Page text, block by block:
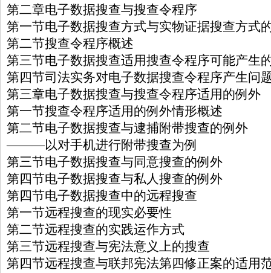
第二章电子数据搜查与搜查令程序
第一节电子数据搜查方式与实物证据搜查方式
第二节搜查令程序概述
第三节电子数据搜查适用搜查令程序可能产生
第四节司法实务对电子数据搜查令程序产生问
第三章电子数据搜查与搜查令程序适用的例外
第一节搜查令程序适用的例外情形概述
第二节电子数据搜查与逮捕附带搜查的例外
———以对手机进行附带搜查为例
第三节电子数据搜查与同意搜查的例外
第四节电子数据搜查与私人搜查的例外
第四节电子数据搜查中的远程搜查
第一节远程搜查的现实必要性
第二节远程搜查的实践运作方式
第三节远程搜查与宪法意义上的搜查
第四节远程搜查与联邦宪法第四修正案的适用